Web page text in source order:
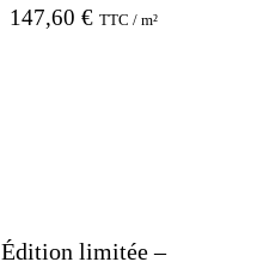
147,60 € TTC / m²
Édition limitée –